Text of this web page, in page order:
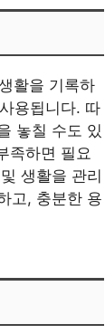
활을 기록하
용됩니다. 따
놓칠 수도 있
족하면 필요
생활을 관리
고, 충분한 용